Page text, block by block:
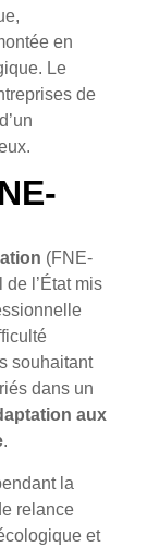
en
Le
de
(FNE-
l’État mis
souhaitant
dans un
aux
.
la
relance
et